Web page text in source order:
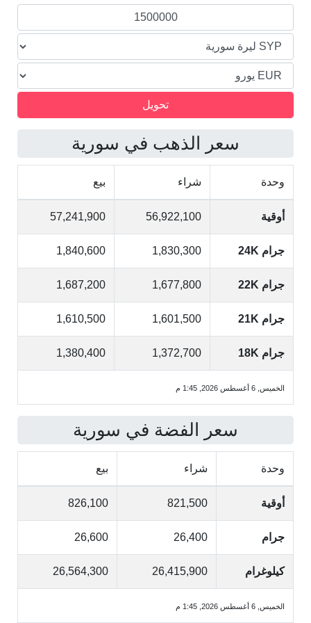
سعر الذهب في سورية
وحدة شراء بيع
أوقية 56,922,100
57,241,900
جرام 24K 1,830,300
1,840,600
جرام 22K 1,677,800
1,687,200
جرام 21K 1,601,500
1,610,500
جرام 18K 1,372,700
1,380,400
الخميس, 6 أغسطس 2026, 1:45 م
سعر الفضة في سورية
وحدة شراء بيع
أوقية 821,500
826,100
جرام 26,400
26,600
كيلوغرام 26,415,900
26,564,300
الخميس, 6 أغسطس 2026, 1:45 م